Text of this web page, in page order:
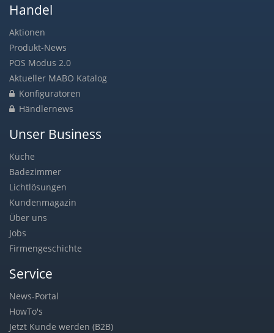
Handel
Aktionen
Produkt-News
POS Modus 2.0
Aktueller MABO Katalog
Konfiguratoren
Händlernews
Unser Business
Küche
Badezimmer
Lichtlösungen
Kundenmagazin
Über uns
Jobs
Firmengeschichte
Service
News-Portal
HowTo's
Jetzt Kunde werden (B2B)